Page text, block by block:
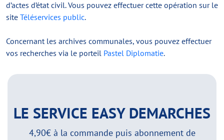
d’actes d’état civil. Vous pouvez effectuer cette opération sur le
site Téléservices public.
Concernant les archives communales, vous pouvez effectuer
vos recherches via le porteil Pastel Diplomatie.
LE SERVICE EASY DEMARCHES
4,90€ à la commande puis abonnement de